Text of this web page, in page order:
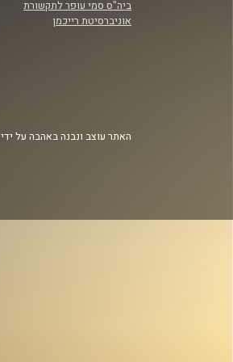
ביה"ס סמי עופר לתקשורת
אוניברסיטת רייכמן
האתר עוצב ונבנה באהבה על ידי